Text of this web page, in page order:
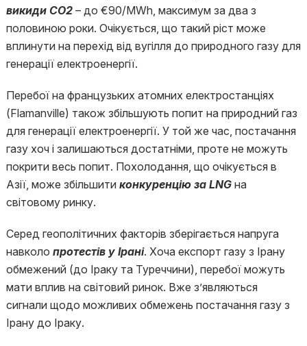
викиди CO2– до €90/MWh, максимум за два з
половиною роки. Очікується, що такий ріст може
вплинути на перехід від вугілля до природного газу для
генерації електроенергії.
Перебої на французьких атомних електростанціях
(Flamanville) також збільшують попит на природний газ
для генерації електроенергії. У той же час, постачання
газу хоч і залишаються достатніми, проте не можуть
покрити весь попит. Похолодання, що очікується в
Азії, може збільшити конкуренцію за LNGна
світовому ринку.
Серед геополітичних факторів зберігається напруга
навколо протестів у Ірані. Хоча експорт газу з Ірану
обмежений (до Іраку та Туреччини), перебої можуть
мати вплив на світовий ринок. Вже з’являються
сигнали щодо можливих обмежень постачання газу з
Ірану до Іраку.